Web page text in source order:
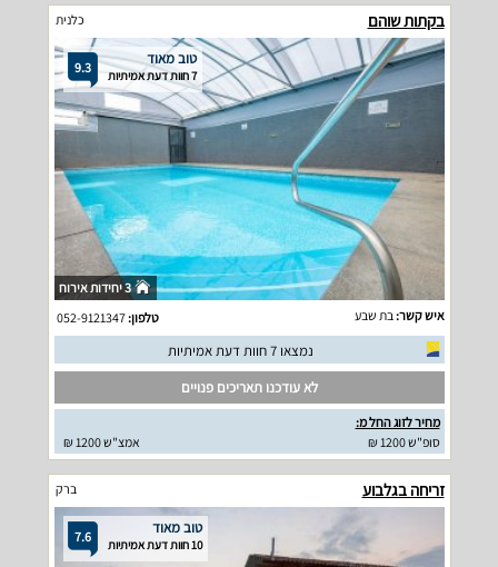
בקתות שוהם כלנית
9.3 טוב מאוד
7 חוות דעת אמיתיות
3 יחידות אירוח
איש קשר: בת שבע טלפון:052-9121347
נמצאו 7 חוות דעת אמיתיות
לא עודכנו תאריכים פנויים
מחיר לזוג החל מ:
סופ"ש 1200 ₪
אמצ"ש 1200 ₪
זריחה בגלבוע ברק
7.6 טוב מאוד
10 חוות דעת אמיתיות